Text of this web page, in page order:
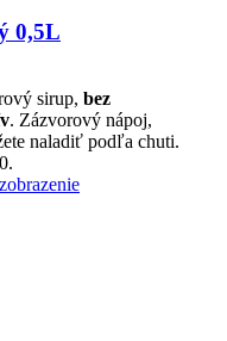
0,5L
sirup, bez
. Zázvorový nápoj,
naladiť podľa chuti.